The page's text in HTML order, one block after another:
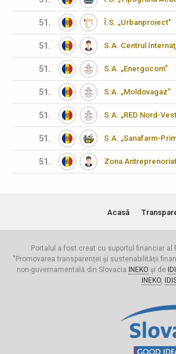
51. Î.S. „Urbanproiect"
51. S.A. Centrul
51. S.A. „Energocom”
51. S.A. „Moldovagaz”
51. S.A. „RED Nord-
51. S.A. „Sanafarm-
51. Zona
Acasă
Portalul a fost creat cu suportul financiar
"Promovarea transparenței și sustenabilității
non-guvernamentală din Slovacia
INEKO și de
INEKO,